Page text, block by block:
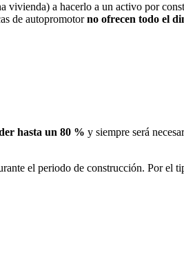
vivienda) a hacerlo a un activo por
de autopromotorno ofrecen todo el
hasta un 80 % y siempre será
el periodo de construcción. Por el